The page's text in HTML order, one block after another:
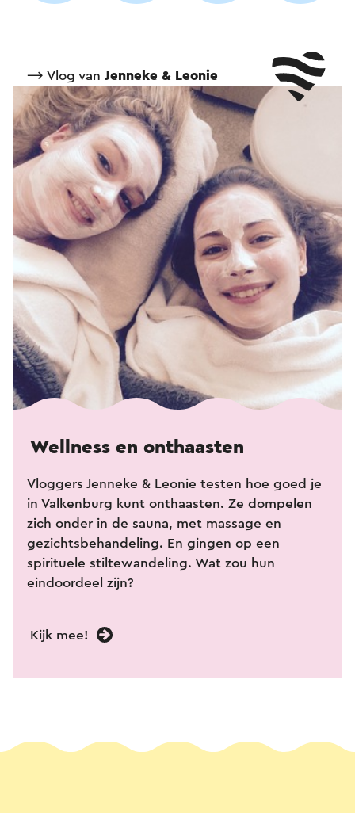
⟶ Vlog van Jenneke & Leonie
Wellness en onthaasten
Vloggers Jenneke & Leonie testen hoe goed je
in Valkenburg kunt onthaasten. Ze dompelen
zich onder in de sauna, met massage en
gezichtsbehandeling. En gingen op een
spirituele stiltewandeling. Wat zou hun
eindoordeel zijn?
Kijk mee!